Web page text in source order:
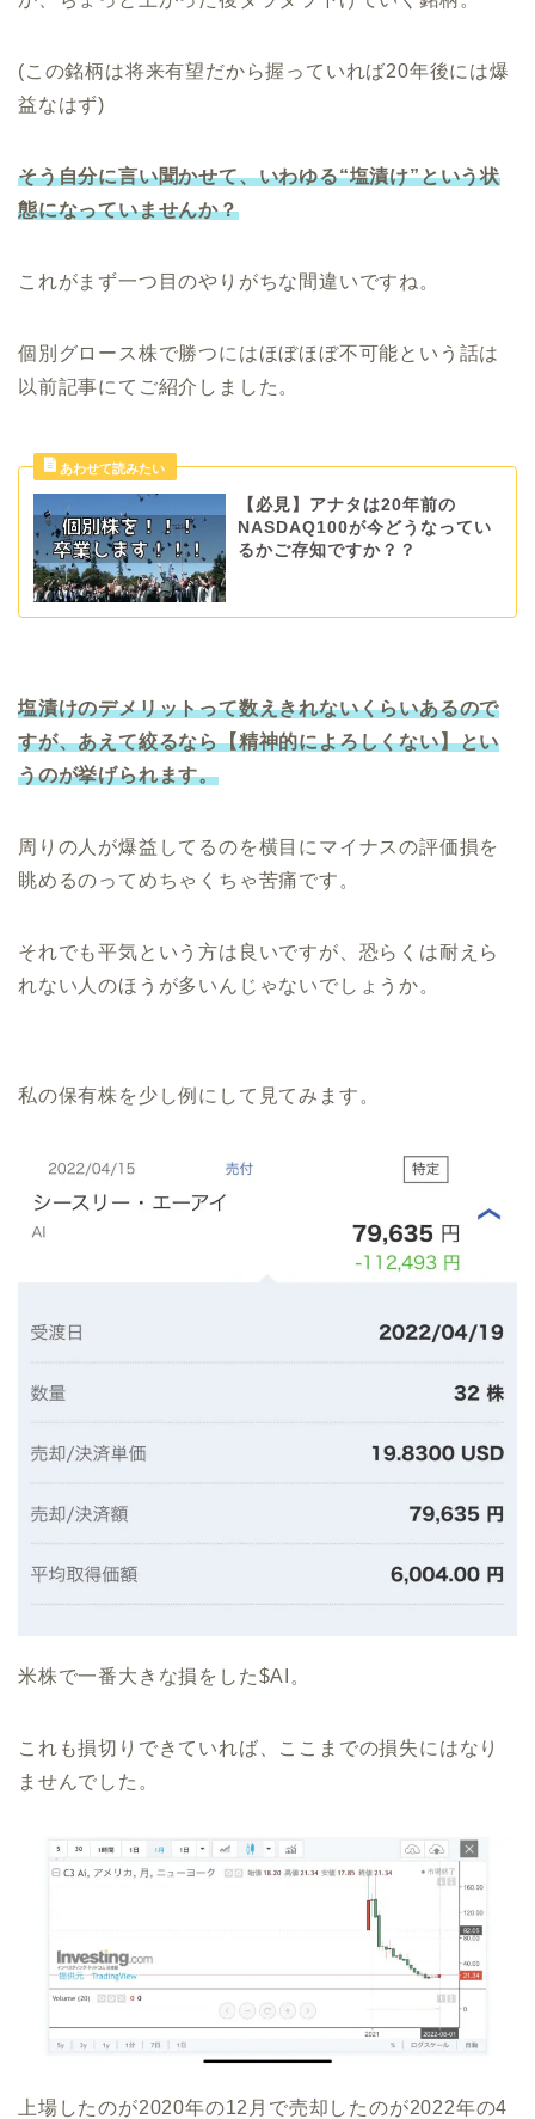
(この銘柄は将来有望だから握っていれば20年後には爆
益なはず)
そう自分に言い聞かせて、いわゆる“塩漬け”という状
態になっていませんか？
これがまず一つ目のやりがちな間違いですね。
個別グロース株で勝つにはほぼほぼ不可能という話は
以前記事にてご紹介しました。
【必見】アナタは20年前の
NASDAQ100が今どうなってい
るかご存知ですか？？
塩漬けのデメリットって数えきれないくらいあるので
すが、あえて絞るなら【精神的によろしくない】とい
うのが挙げられます。
周りの人が爆益してるのを横目にマイナスの評価損を
眺めるのってめちゃくちゃ苦痛です。
それでも平気という方は良いですが、恐らくは耐えら
れない人のほうが多いんじゃないでしょうか。
私の保有株を少し例にして見てみます。
米株で一番大きな損をした$AI。
これも損切りできていれば、ここまでの損失にはなり
ませんでした。
上場したのが2020年の12月で売却したのが2022年の4